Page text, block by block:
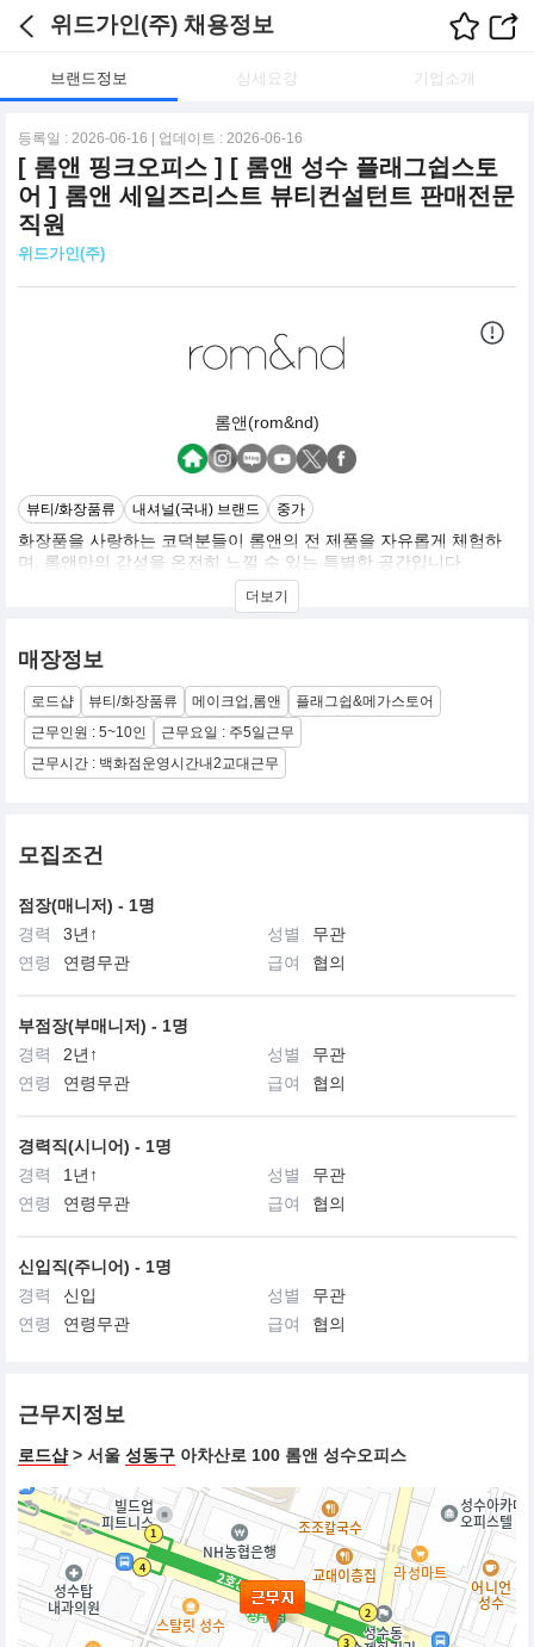
위드가인(주) 채용정보
브랜드정보 상세요강 기업소개
등록일 : 2026-06-16 | 업데이트 : 2026-06-16
[ 롬앤 핑크오피스 ] [ 롬앤 성수 플래그쉽스토
어 ] 롬앤 세일즈리스트 뷰티컨설턴트 판매전문
직원
위드가인(주)
롬앤(rom&nd)
뷰티/화장품류 내셔널(국내) 브랜드 중가
화장품을 사랑하는 코덕분들이 롬앤의 전 제품을 자유롭게 체험하
며, 롬앤만의 감성을 온전히 느낄 수 있는 특별한 공간입니다.
다양한 소통과 체험을 통해 롬앤의 영감을 받고 즐길 수 있도록 풍성
한 콘텐츠를 제공하며, 앞으로도 고객 중심의 경험으로 가득 채워나
더보기
매장정보
로드샵 뷰티/화장품류 메이크업,롬앤
플래그쉽&메가스토어
근무인원 : 5~10인
근무요일 : 주5일근무
근무시간 : 백화점운영시간내2교대근무
모집조건
점장(매니저) - 1명
경력
3년↑ 성별
무관
연령
연령무관 급여 협의
부점장(부매니저) - 1명
경력
2년↑ 성별
무관
연령
연령무관 급여 협의
경력직(시니어) - 1명
경력
1년↑ 성별
무관
연령
연령무관 급여 협의
신입직(주니어) - 1명
경력
신입 성별
무관
연령
연령무관 급여 협의
근무지정보
로드샵> 서울 성동구 아차산로 100 롬앤 성수오피스